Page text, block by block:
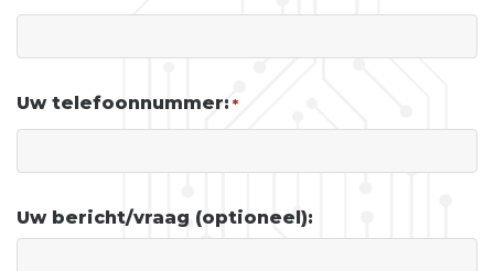
Uw telefoonnummer: *
Uw bericht/vraag (optioneel):